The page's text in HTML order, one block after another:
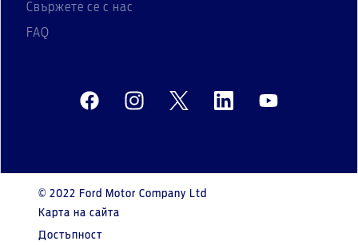
Свържете се с нас
FAQ
© 2022 Ford Motor Company Ltd
Карта на сайта
Достъпност